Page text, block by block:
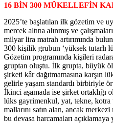
16 BİN 300 MÜKELLEFİN
2025’te başlatılan ilk gözetim ve
mercek altına alınmış ve
milyar lira matrah artırımında
300 kişilik grubun ‘yüksek tutarlı
Gözetim programında kişileri
gruptan oluştu. İlk grupta, büyük
şirketi kâr dağıtmamasına karşın
gelirle yaşam standardı birbiriyle
İkinci aşamada ise şirket ortaklığı
lüks gayrimenkul, yat, tekne,
mallarını satın alan, ancak
bu devasa harcamaları